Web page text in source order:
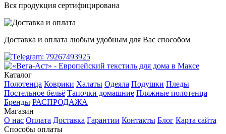
Вся продукция сертифицирована
Доставка и оплата любым удобным для Вас способом
Каталог
Полотенца Коврики Халаты Одеяла Подушки Пледы
Постельное бельё Тапочки домашние Пляжные полотенца
Бренды РАСПРОДАЖА
Магазин
О нас Оплата Доставка Гарантии Контакты Блог Карта сайта
Способы оплаты